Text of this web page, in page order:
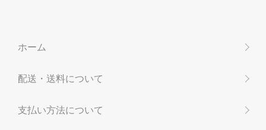
ホーム
配送・送料について
支払い方法について